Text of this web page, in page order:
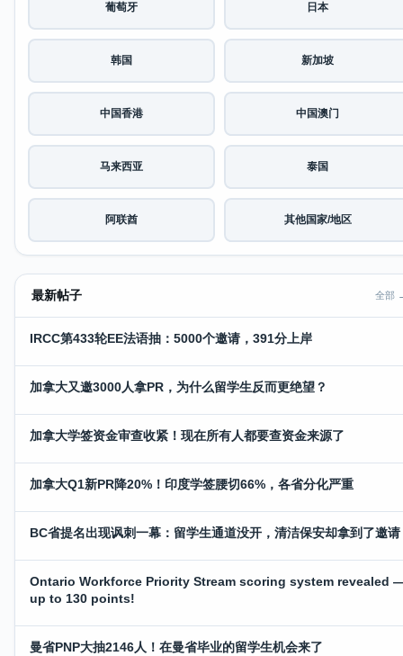
葡萄牙 日本
韩国 新加坡
中国香港 中国澳门
马来西亚 泰国
阿联酋 其他国家/地区
最新帖子 全部
IRCC第433轮EE法语抽：5000个邀请，391分上岸
加拿大又邀3000人拿PR，为什么留学生反而更绝望？
加拿大学签资金审查收紧！现在所有人都要查资金来源了
加拿大Q1新PR降20%！印度学签腰切66%，各省分化严重
BC省提名出现讽刺一幕：留学生通道没开，清洁保安却拿到了邀请
Ontario Workforce Priority Stream scoring system revealed
up to 130 points!
曼省PNP大抽2146人！在曼省毕业的留学生机会来了